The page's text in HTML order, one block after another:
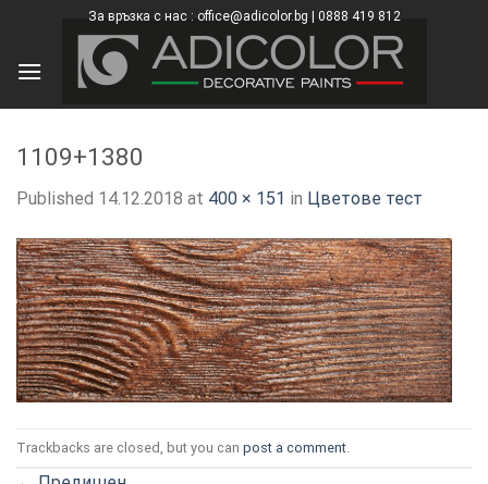
content
За връзка с нас : office@adicolor.bg | 0888 419 812
1109+1380
Published 14.12.2018 at 400 × 151 in Цветове тест
Trackbacks are closed, but you can post a comment
×